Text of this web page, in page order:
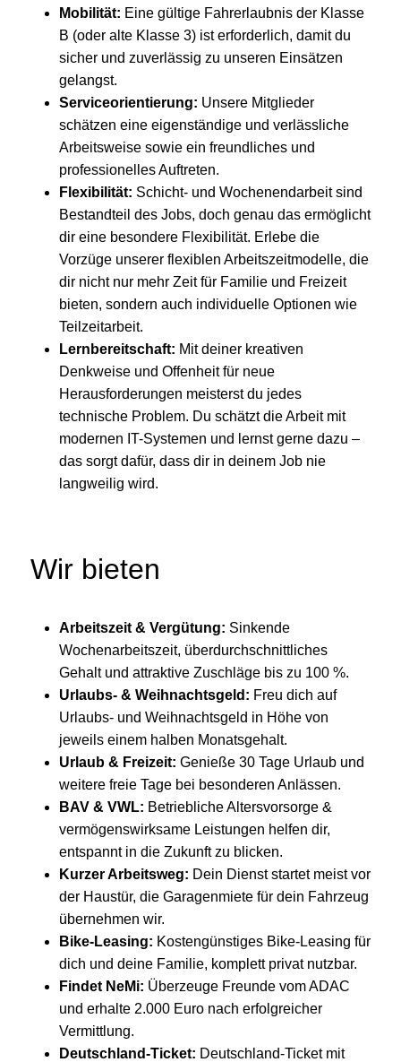
Mobilität: Eine gültige Fahrerlaubnis der Klasse
B (oder alte Klasse 3) ist erforderlich, damit du
sicher und zuverlässig zu unseren Einsätzen
gelangst.
Serviceorientierung: Unsere Mitglieder
schätzen eine eigenständige und verlässliche
Arbeitsweise sowie ein freundliches und
professionelles Auftreten.
Flexibilität: Schicht- und Wochenendarbeit sind
Bestandteil des Jobs, doch genau das ermöglicht
dir eine besondere Flexibilität. Erlebe die
Vorzüge unserer flexiblen Arbeitszeitmodelle, die
dir nicht nur mehr Zeit für Familie und Freizeit
bieten, sondern auch individuelle Optionen wie
Teilzeitarbeit.
Lernbereitschaft: Mit deiner kreativen
Denkweise und Offenheit für neue
Herausforderungen meisterst du jedes
technische Problem. Du schätzt die Arbeit mit
modernen IT-Systemen und lernst gerne dazu –
das sorgt dafür, dass dir in deinem Job nie
langweilig wird.
Wir bieten
Arbeitszeit & Vergütung: Sinkende
Wochenarbeitszeit, überdurchschnittliches
Gehalt und attraktive Zuschläge bis zu 100 %.
Urlaubs- & Weihnachtsgeld: Freu dich auf
Urlaubs- und Weihnachtsgeld in Höhe von
jeweils einem halben Monatsgehalt.
Urlaub & Freizeit: Genieße 30 Tage Urlaub und
weitere freie Tage bei besonderen Anlässen.
BAV & VWL: Betriebliche Altersvorsorge &
vermögenswirksame Leistungen helfen dir,
entspannt in die Zukunft zu blicken.
Kurzer Arbeitsweg: Dein Dienst startet meist vor
der Haustür, die Garagenmiete für dein Fahrzeug
übernehmen wir.
Bike-Leasing: Kostengünstiges Bike-Leasing für
dich und deine Familie, komplett privat nutzbar.
Findet NeMi: Überzeuge Freunde vom ADAC
und erhalte 2.000 Euro nach erfolgreicher
Vermittlung.
Deutschland-Ticket: Deutschland-Ticket mit